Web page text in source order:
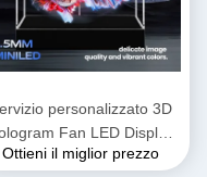
personalizzato 3D
Fan LED Display
Technology 5V 3A Input
Ottieni il miglior prezzo